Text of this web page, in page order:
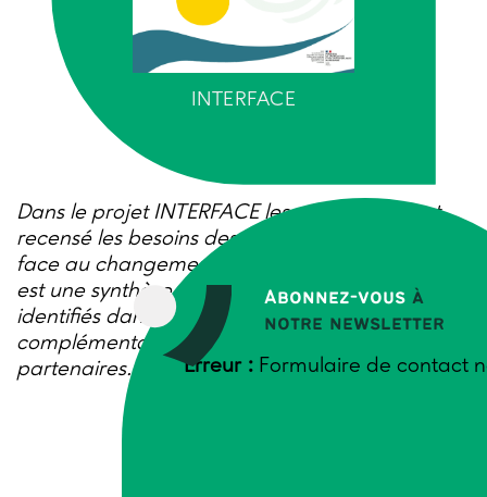
Abonnez-vous à
notre newsletter
Erreur : Formulaire de contact
INTERFACE
Dans le projet INTERFACE les partenaires ont
recensé les besoins des acteur.trices agricoles
face au changement climatique. Ce document
est une synthèse des besoins et solutions
identifiés dans les entretiens menés et il est
complémentaire au document bilans par
partenaires.